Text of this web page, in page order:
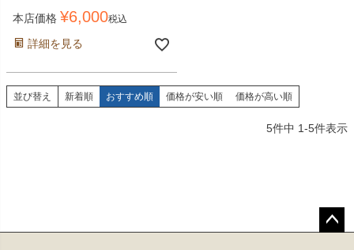
本店価格 ¥6,000税込
詳細を見る
並び替え 新着順 おすすめ順 価格が安い順 価格が高い順
5件中 1-5件表示